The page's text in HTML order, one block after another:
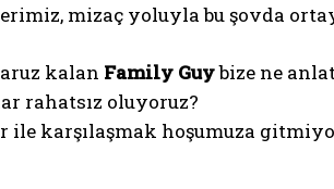
mizaç yoluyla bu şovda
kalan Family Guybize ne
rahatsız oluyoruz?
ile karşılaşmak hoşumuza